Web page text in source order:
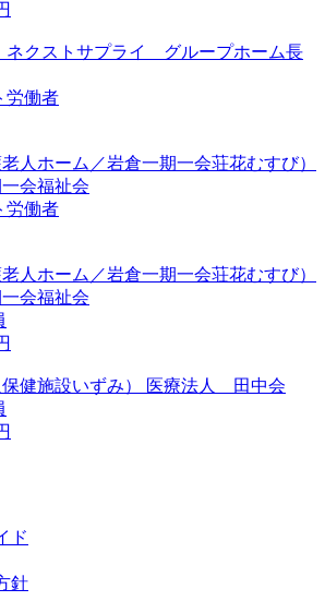
クストサプライ グループホーム長
労働者
人ホーム／岩倉一期一会荘花むすび）
会福祉会
労働者
人ホーム／岩倉一期一会荘花むすび）
会福祉会
健施設いずみ） 医療法人 田中会
ド
針